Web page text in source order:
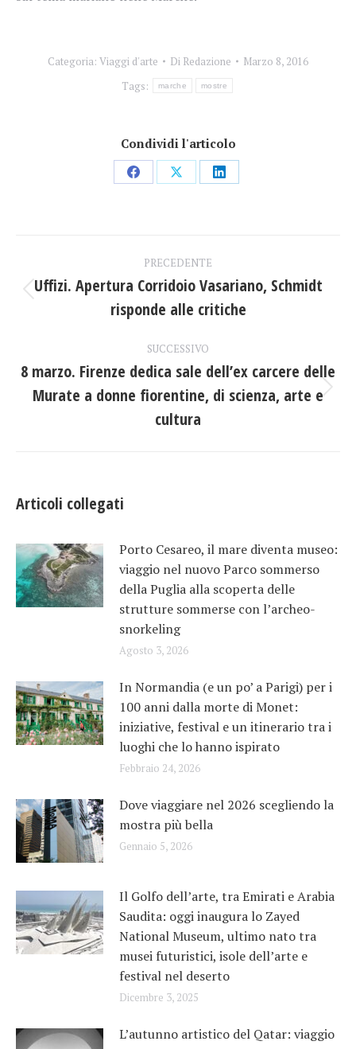
Categoria: Viaggi d'arte Di Redazione
Marzo 8, 2016
Tags:
marche mostre
Condividi l'articolo
CondividiCondividiCondividi
tra
post
PRECEDENTE
Post
precedente:
Uffizi. Apertura Corridoio Vasariano, Schmidt
risponde alle critiche
SUCCESSIVO
Prossimo
post:
8 marzo. Firenze dedica sale dell’ex carcere delle
Murate a donne fiorentine, di scienza, arte e
cultura
Articoli collegati
Porto Cesareo, il mare diventa museo:
viaggio nel nuovo Parco sommerso
della Puglia alla scoperta delle
strutture sommerse con l’archeo-
snorkeling
Agosto 3, 2026
In Normandia (e un po’ a Parigi) per i
100 anni dalla morte di Monet:
iniziative, festival e un itinerario tra i
luoghi che lo hanno ispirato
Febbraio 24, 2026
Dove viaggiare nel 2026 scegliendo la
mostra più bella
Gennaio 5, 2026
Il Golfo dell’arte, tra Emirati e Arabia
Saudita: oggi inaugura lo Zayed
National Museum, ultimo nato tra
musei futuristici, isole dell’arte e
festival nel deserto
Dicembre 3, 2025
L’autunno artistico del Qatar: viaggio